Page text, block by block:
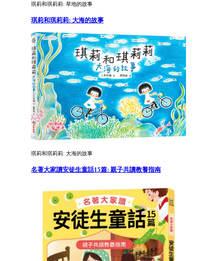
琪莉和琪莉莉: 草地的故事
琪莉和琪莉莉: 大海的故事
琪莉和琪莉莉: 大海的故事
名著大家讀安徒生童話15篇: 親子共讀教養指南